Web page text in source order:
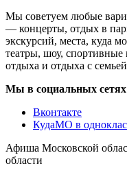
Мы советуем любые
— концерты, отдых в
экскурсий, места, куда
театры, шоу, спортивные
отдыха и отдыха с
Мы в социальных сетях
Вконтакте
КудаМО в
Афиша Московской
области